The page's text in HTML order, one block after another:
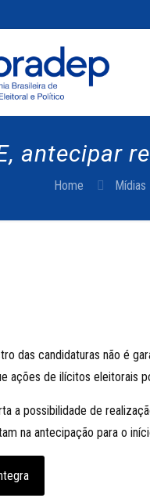
antecipar
Home Mídias
das candidaturas não é
ações de ilícitos eleitorais
a possibilidade de
na antecipação para o